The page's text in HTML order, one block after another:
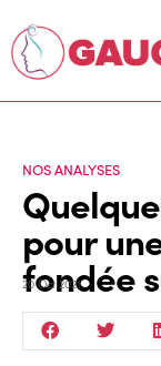
NOS ANALYSES
pour
fondée
20 Oct 2021